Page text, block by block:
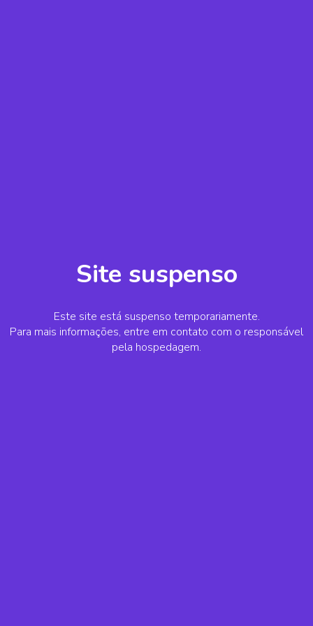
Site suspenso
Este site está suspenso temporariamente.
Para mais informações, entre em contato com o responsável
pela hospedagem.